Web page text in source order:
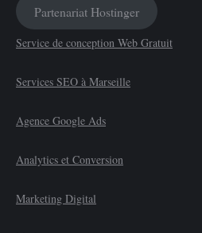
Partenariat Hostinger
Service de conception Web Gratuit
Services SEO à Marseille
Agence Google Ads
Analytics et Conversion
Marketing Digital